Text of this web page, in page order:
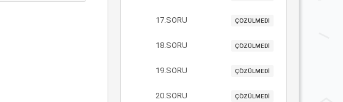
17.SORU ÇÖZÜLMEDİ
18.SORU ÇÖZÜLMEDİ
19.SORU ÇÖZÜLMEDİ
20.SORU ÇÖZÜLMEDİ